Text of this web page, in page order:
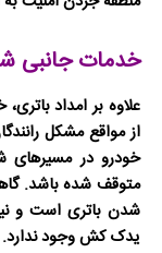
خدمات جانبی
علاوه بر امداد
از مواقع مشکل
خودرو در مسیرهای
متوقف شده باشد.
شدن باتری است و
یدک کشوجود ندارد.